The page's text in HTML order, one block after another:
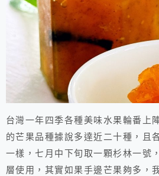
台灣一年四季各種美味水果輪番上
的芒果品種據說多達近二十種，且
一樣，七月中下旬取一顆杉林一號
層使用，其實如果手邊芒果夠多，